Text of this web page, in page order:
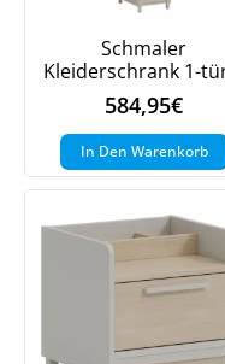
Schmaler
Kleiderschrank 1-
584,95€
In Den Warenkorb
auf Ihre
Neuigkeiten